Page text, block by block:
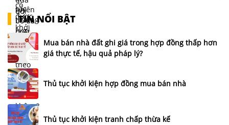
TIN NỔI BẬT
Mua bán nhà đất ghi giá trong hợp đồng thấp hơn
giá thực tế, hậu quả pháp lý?
Thủ tục khởi kiện hợp đồng mua bán nhà
Thủ tục khởi kiện tranh chấp thừa kế